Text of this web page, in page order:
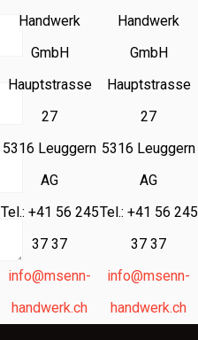
Handwerk
GmbH
Hauptstrasse
27
5316 Leuggern
AG
Tel.: +41 56 245
37 37
info@msenn-
handwerk.ch
Handwerk
GmbH
Hauptstrasse
27
5316 Leuggern
AG
Tel.: +41 56 245
37 37
info@msenn-
handwerk.ch